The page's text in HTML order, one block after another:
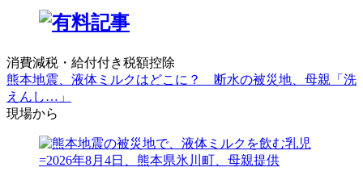
消費減税・給付付き税額控除
熊本地震、液体ミルクはどこに？ 断水の被災地、母親「洗
えんし…」
現場から